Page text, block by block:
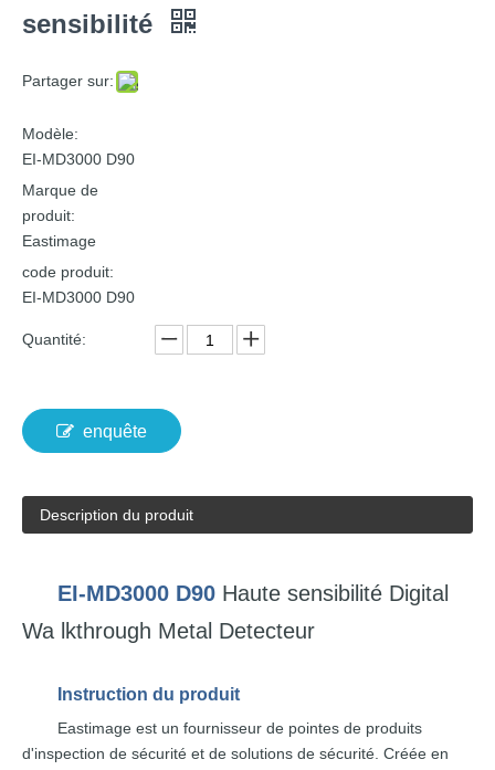
sensibilité
Partager sur:
Modèle:
EI-MD3000 D90
Marque de
produit:
Eastimage
code produit:
EI-MD3000 D90
Quantité:
enquête
Description du produit
EI-MD3000 D90 Haute sensibilité Digital
Wa lkthrough Metal Detecteur
Instruction du produit
Eastimage est un fournisseur de pointes de produits
d'inspection de sécurité et de solutions de sécurité. Créée en